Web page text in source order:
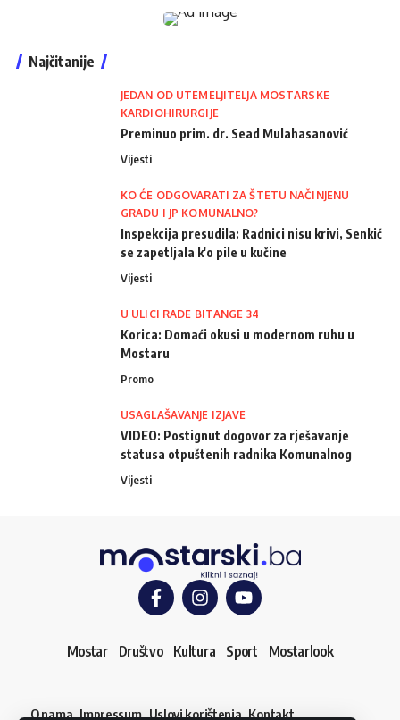
Najčitanije
JEDAN OD UTEMELJITELJA MOSTARSKE
KARDIOHIRURGIJE
Preminuo prim. dr. Sead Mulahasanović
Vijesti
KO ĆE ODGOVARATI ZA ŠTETU NAČINJENU
GRADU I JP KOMUNALNO?
Inspekcija presudila: Radnici nisu krivi, Senkić
se zapetljala k'o pile u kučine
Vijesti
U ULICI RADE BITANGE 34
Korica: Domaći okusi u modernom ruhu u
Mostaru
Promo
USAGLAŠAVANJE IZJAVE
VIDEO: Postignut dogovor za rješavanje
statusa otpuštenih radnika Komunalnog
Vijesti
Mostar Društvo Kultura Sport Mostarlook
O nama Impressum Uslovi korištenja Kontakt